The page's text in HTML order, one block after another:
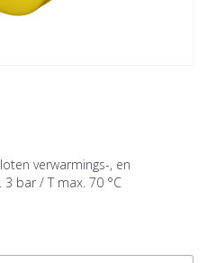
verwarmings-, en
bar / T max. 70 °C